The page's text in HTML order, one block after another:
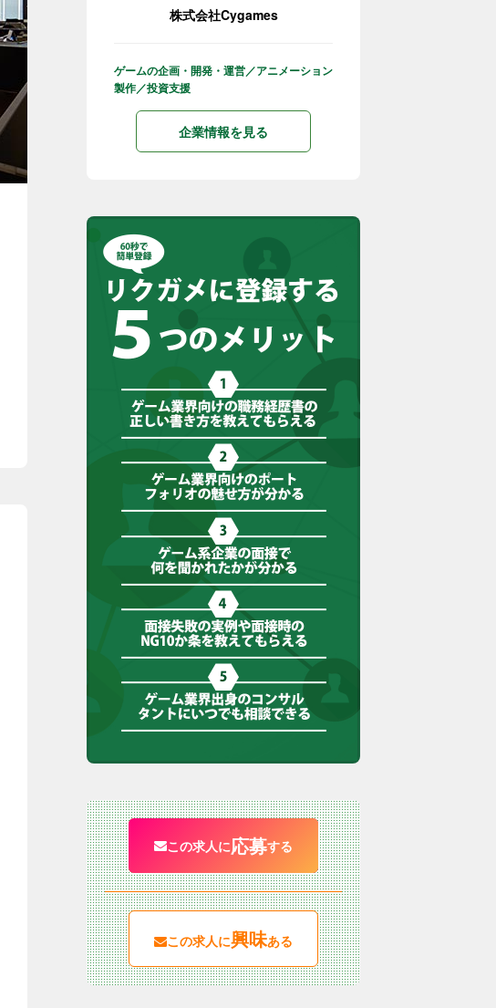
株式会社Cygames
ゲームの企画・開発・運営／アニメーション
製作／投資支援
企業情報を見る
この求人に応募する
この求人に興味ある